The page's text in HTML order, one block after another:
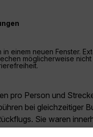
in einem neuen Fenster.
möglicherweise nicht
pro Person und
bei gleichzeitiger
Sie waren